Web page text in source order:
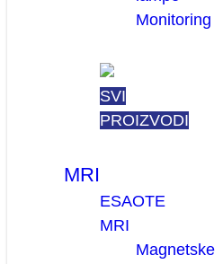
Monitoring
SVI
PROIZVODI
MRI
ESAOTE
MRI
Magnetske